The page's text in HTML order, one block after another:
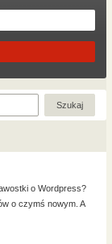
o Wordpress?
o czymś nowym. A